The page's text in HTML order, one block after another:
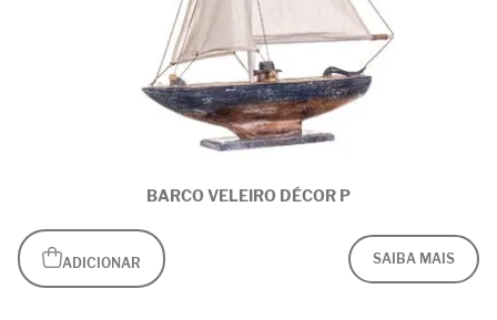
BARCO VELEIRO DÉCOR P
ADICIONAR SAIBA MAIS